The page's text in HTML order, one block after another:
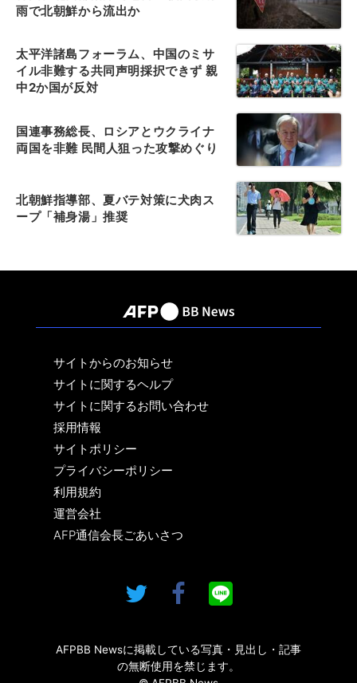
雨で北朝鮮から流出か
太平洋諸島フォーラム、中国のミサ
イル非難する共同声明採択できず 親
中2か国が反対
国連事務総長、ロシアとウクライナ
両国を非難 民間人狙った攻撃めぐり
北朝鮮指導部、夏バテ対策に犬肉ス
ープ「補身湯」推奨
サイトからのお知らせ
サイトに関するヘルプ
サイトに関するお問い合わせ
採用情報
サイトポリシー
プライバシーポリシー
利用規約
運営会社
AFP通信会長ごあいさつ
AFPBB Newsに掲載している写真・見出し・記事
の無断使用を禁じます。